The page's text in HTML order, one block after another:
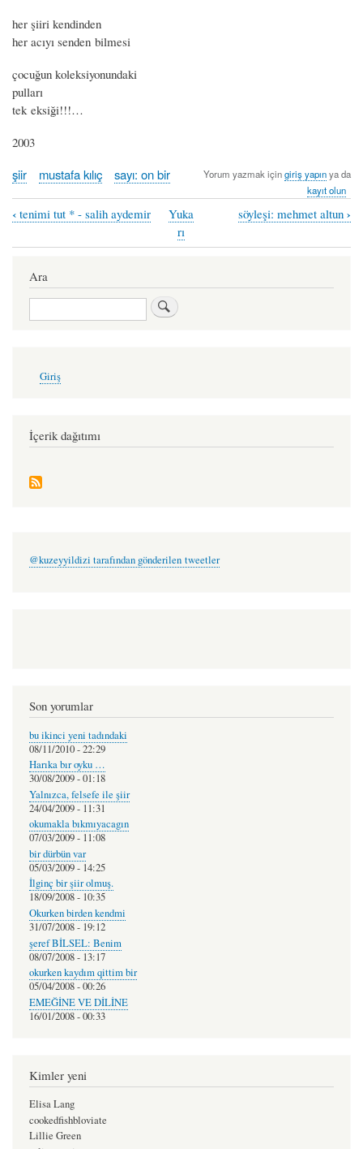
her şiiri kendinden
her acıyı senden bilmesi
çocuğun koleksiyonundaki
pulları
tek eksiği!!!…
2003
şiir mustafa kılıç sayı: on bir Yorum yazmak içingiriş yapınya da
kayıt olun
Book
traversal
links
for
tek
mustafa
‹ tenimi tut * - salih aydemir
Yuka
rı
söyleşi: mehmet altun ›
Ara
Ara
account
Giriş
İçerik dağıtımı
@kuzeyyildizi tarafından gönderilen tweetler
Son yorumlar
bu ikinci yeni tadındaki
08/11/2010 - 22:29
Harıka bır oyku …
30/08/2009 - 01:18
Yalnızca, felsefe ile şiir
24/04/2009 - 11:31
okumakla bıkmıyacagın
07/03/2009 - 11:08
bir dürbün var
05/03/2009 - 14:25
İlginç bir şiir olmuş.
18/09/2008 - 10:35
Okurken birden kendmi
31/07/2008 - 19:12
şeref BİLSEL: Benim
08/07/2008 - 13:17
okurken kaydım qittim bir
05/04/2008 - 00:26
EMEĞİNE VE DİLİNE
16/01/2008 - 00:33
Kimler yeni
Elisa Lang
cookedfishbloviate
Lillie Green